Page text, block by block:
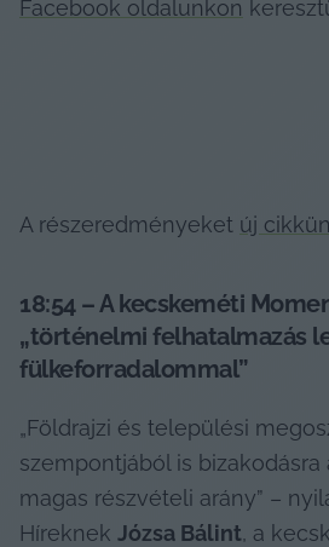
Facebook oldalunkon
A részeredményeket új
18:54 – A kecskeméti
„történelmi felhatalmazás
fülkeforradalommal”
„Földrajzi és települési
szempontjából is bizakodásra
magas részvételi arány” –
Híreknek Józsa Bálint, a